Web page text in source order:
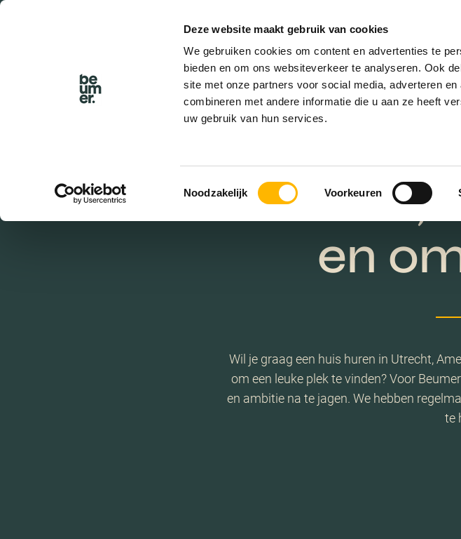
Deze website maakt gebruik van cookies
We gebruiken cookies om content en advertenties te
bieden en om ons websiteverkeer te analyseren. Ook
site met onze partners voor social media, adverteren
combineren met andere informatie die u aan ze heeft
uw gebruik van hun services.
Toestemmingsselectie
Noodzakelijk Voorkeuren
Een
Utrecht,
en
Wil je graag een huis huren in Utrecht,
om een leuke plek te vinden? Voor
en ambitie na te jagen. We hebben
te